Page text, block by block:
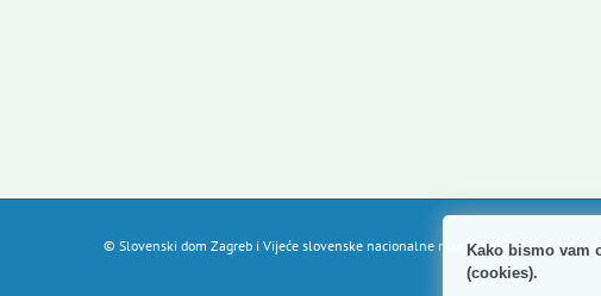
© Slovenski dom Zagreb i Vijeće slovenske nacionalne manjine Grada Zagreba.
Kako bismo vam
(cookies).